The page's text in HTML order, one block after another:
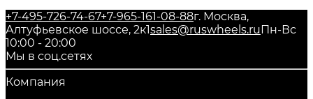
+7-495-726-74-67+7-965-161-08-88г. Москва,
Алтуфьевское шоссе, 2к1sales@ruswheels.ru Пн-Вс
10:00 - 20:00
Мы в соц.сетях
Компания